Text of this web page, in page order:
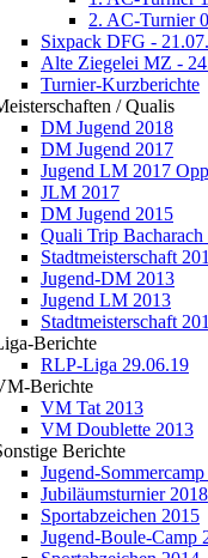
2. AC-Turnier
Sixpack DFG -
Alte Ziegelei MZ -
Turnier-Kurzberichte
/ Qualis
DM Jugend 2018
DM Jugend 2017
Jugend LM 2017
JLM 2017
DM Jugend 2015
Quali Trip Bacharach
Stadtmeisterschaft
Jugend-DM 2013
Jugend LM 2013
Stadtmeisterschaft
Berichte
RLP-Liga 29.06.19
Berichte
VM Tat 2013
VM Doublette 2013
Berichte
Jugend-
Jubiläumsturnier 2018
Sportabzeichen 2015
Jugend-Boule-Camp